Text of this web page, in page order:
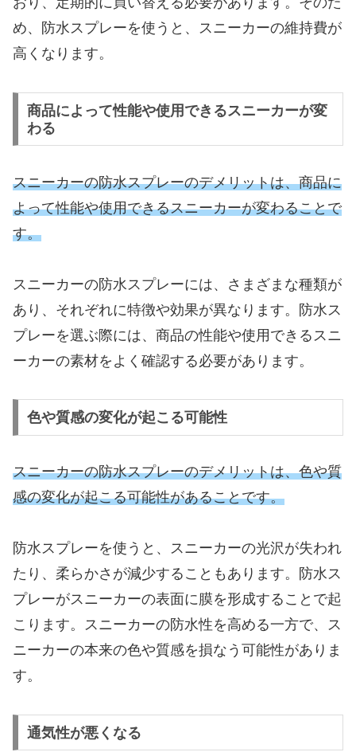
め、防水スプレーを使うと、スニーカーの維持費が
高くなります。
商品によって性能や使用できるスニーカーが変
わる
スニーカーの防水スプレーのデメリットは、商品に
よって性能や使用できるスニーカーが変わることで
す。
スニーカーの防水スプレーには、さまざまな種類が
あり、それぞれに特徴や効果が異なります。防水ス
プレーを選ぶ際には、商品の性能や使用できるスニ
ーカーの素材をよく確認する必要があります。
色や質感の変化が起こる可能性
スニーカーの防水スプレーのデメリットは、色や質
感の変化が起こる可能性があることです。
防水スプレーを使うと、スニーカーの光沢が失われ
たり、柔らかさが減少することもあります。防水ス
プレーがスニーカーの表面に膜を形成することで起
こります。スニーカーの防水性を高める一方で、ス
ニーカーの本来の色や質感を損なう可能性がありま
す。
通気性が悪くなる